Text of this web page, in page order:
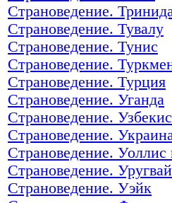
Страноведение.
Страноведение. Тувалу
Страноведение. Тунис
Страноведение.
Страноведение. Турция
Страноведение. Уганда
Страноведение.
Страноведение.
Страноведение.
Страноведение. Уругвай
Страноведение. Уэйк